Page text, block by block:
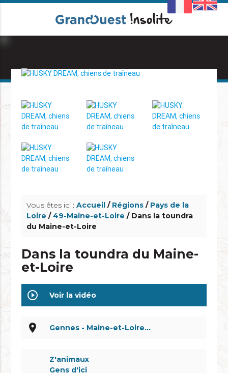
Vous êtes ici :Accueil / Régions / Pays de la
Loire /49-Maine-et-Loire / Dans la toundra
du Maine-et-Loire
Dans la toundra du Maine-
et-Loire
play_circle_outline Voir la vidéo
place Gennes - Maine-et-Loire…
Z'animaux
Gens d'ici